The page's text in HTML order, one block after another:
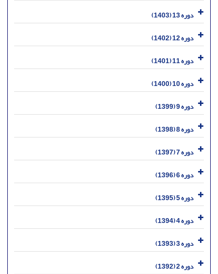
دوره 13 (1403)
دوره 12 (1402)
دوره 11 (1401)
دوره 10 (1400)
دوره 9 (1399)
دوره 8 (1398)
دوره 7 (1397)
دوره 6 (1396)
دوره 5 (1395)
دوره 4 (1394)
دوره 3 (1393)
دوره 2 (1392)